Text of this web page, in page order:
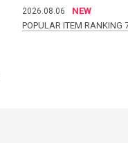
2026.08.06
NEW
POPULAR ITEM